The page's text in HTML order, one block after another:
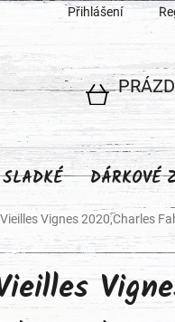
Přihlášení
NÁKUPNÍ
KOŠÍK
DÁRKOVÉ
Vignes 2020,Charles